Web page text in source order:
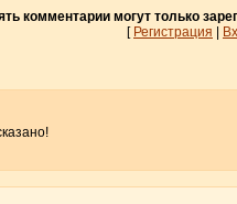
комментарии могут только
[ Регистрация |